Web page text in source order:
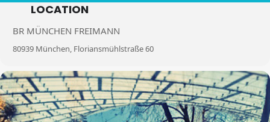
LOCATION
BR MÜNCHEN FREIMANN
80939 München, Floriansmühlstraße 60